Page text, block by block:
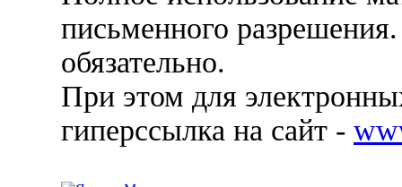
письменного
обязательно.
При этом для
гиперссылка на сайт -